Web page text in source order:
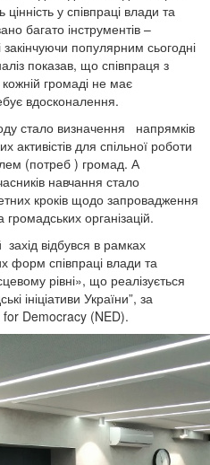
у співпраці влади та
багато інструментів –
популярним сьогодні
показав, що співпраця з
громаді не має
вдосконалення.
стало визначення напрямків
активістів для спільної роботи
(потреб ) громад. А
навчання стало
кроків щодо запровадження
організацій.
відбувся в рамках
форм співпраці влади та
рівні», що реалізується
ініціативи України”, за
Democracy (NED).